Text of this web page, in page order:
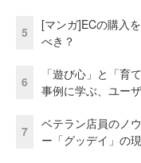
5
[マンガ]ECの購入
べき？
6
「遊び心」と「育
事例に学ぶ、ユー
7
ベテラン店員のノ
ー「グッデイ」の